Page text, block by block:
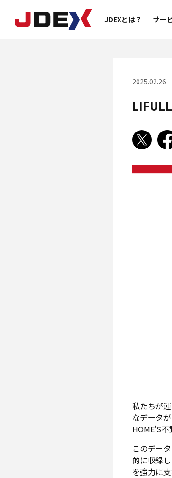
JDEXとは？ サー
2025.02.26
私たちが
なデータ
HOME'S不
このデー
的に収録
を強力に支